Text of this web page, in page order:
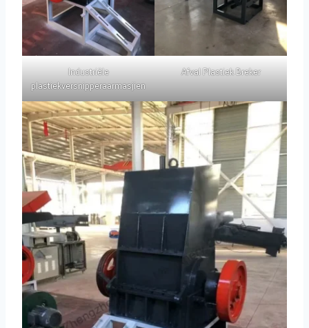
Industriële
plastiekversnipperaarmasjien
Afval Plastiek Breker